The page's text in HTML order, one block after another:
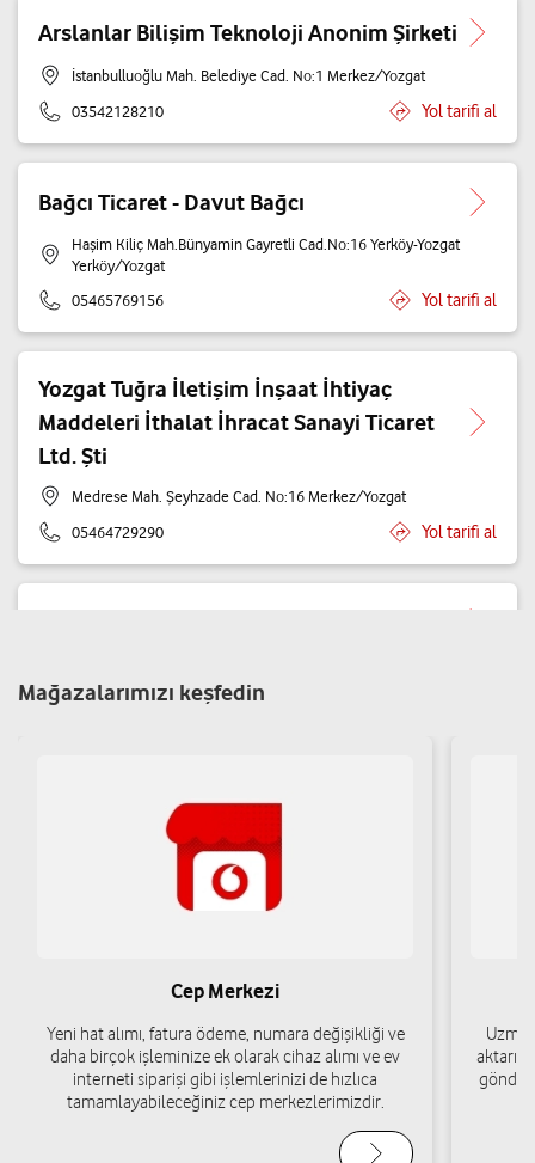
Arslanlar Bilişim Teknoloji Anonim Şirketi
İstanbulluoğlu Mah. Belediye Cad. No:1 Merkez/Yozgat
03542128210
Yol tarifi al
Bağcı Ticaret - Davut Bağcı
Haşim Kiliç Mah.Bünyamin Gayretli Cad.No:16 Yerköy-Yozgat
Yerköy/Yozgat
05465769156
Yol tarifi al
Yozgat Tuğra İletişim İnşaat İhtiyaç
Maddeleri İthalat İhracat Sanayi Ticaret
Ltd. Şti
Medrese Mah. Şeyhzade Cad. No:16 Merkez/Yozgat
05464729290
Yol tarifi al
03544156676
Yeniyol Mah. Sorgun Cad. Bayar No:5 Çekerek/Yozgat
Yukarınohutlu Mah. Bankalar Cad. No:2 Merkez/Yozgat
05469447349
Yol tarifi al
Eraslan Telekomünikasyon Gıda
Mağazalarımızı keşfedin
Cep Merkezi
Yeni hat alımı, fatura ödeme, numara değişikliği ve
daha birçok işleminize ek olarak cihaz alımı ve ev
interneti siparişi gibi işlemlerinizi de hızlıca
tamamlayabileceğiniz cep merkezlerimizdir.